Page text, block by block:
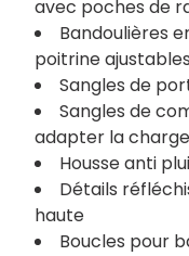
avec poches de
Bandoulières
poitrine
Sangles de
Sangles de
adapter la charge
Housse anti
Détails
haute
Boucles pour